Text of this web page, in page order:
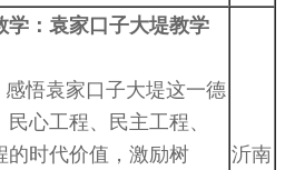
学：袁家口子大堤教学
悟袁家口子大堤这一德
民心工程、民主工程、
的时代价值，激励树
沂南